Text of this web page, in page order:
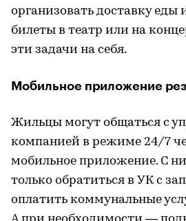
организовать доставку еды
билеты в театр или на
эти задачи на себя.
Мобильное приложение
Жильцы могут общаться с
компанией в режиме 24/7
мобильное приложение. С
только обратиться в УК с
оплатить коммунальные